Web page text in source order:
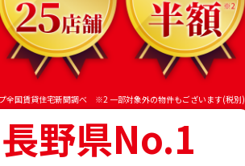
全国賃貸住宅新聞調べ ※2 一部対象外の物件もございます(税別)
長野県No.1